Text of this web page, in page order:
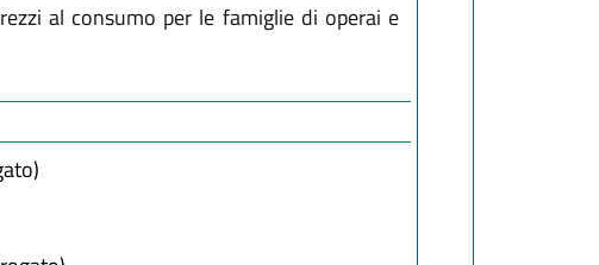
al consumo per le famiglie di operai e